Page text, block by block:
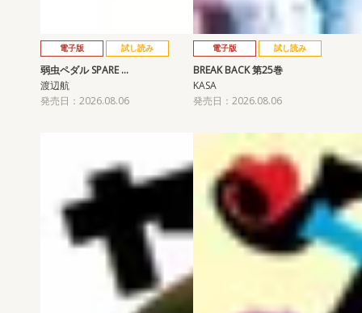
電子版 試し読み
弱虫ペダル SPARE …
渡辺航
発売日：2026.08.06
電子版 試し読み
BREAK BACK 第25巻
KASA
発売日：2026.08.06